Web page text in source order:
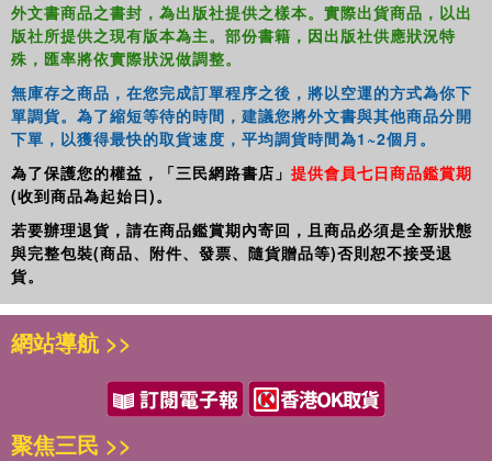
外文書商品之書封，為出版社提供之樣本。實際出貨商品，以出
版社所提供之現有版本為主。部份書籍，因出版社供應狀況特
殊，匯率將依實際狀況做調整。
無庫存之商品，在您完成訂單程序之後，將以空運的方式為你下
單調貨。為了縮短等待的時間，建議您將外文書與其他商品分開
下單，以獲得最快的取貨速度，平均調貨時間為1~2個月。
為了保護您的權益，「三民網路書店」 提供會員七日商品鑑賞期
(收到商品為起始日)。
若要辦理退貨，請在商品鑑賞期內寄回，且商品必須是全新狀態
與完整包裝(商品、附件、發票、隨貨贈品等)否則恕不接受退
貨。
網站導航 >>
聚焦三民 >>